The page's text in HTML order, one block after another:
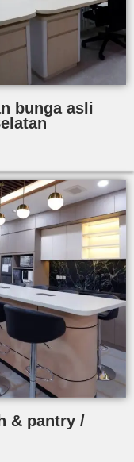
bunga asli
& pantry /